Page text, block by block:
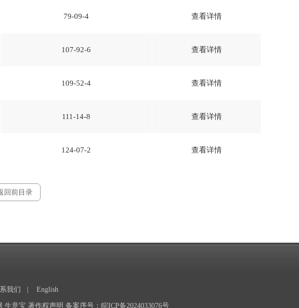
79-09-4 查看详情
107-92-6 查看详情
109-52-4 查看详情
111-14-8 查看详情
124-07-2 查看详情
回前目录
我们 English
生意宝 著作权声明 备案序号：皖ICP备2024033076号